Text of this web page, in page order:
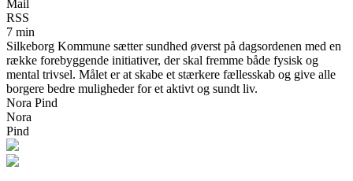
Mail
RSS
7 min
Silkeborg Kommune sætter sundhed øverst på dagsordenen med en
række forebyggende initiativer, der skal fremme både fysisk og
mental trivsel. Målet er at skabe et stærkere fællesskab og give alle
borgere bedre muligheder for et aktivt og sundt liv.
Nora Pind
Nora
Pind